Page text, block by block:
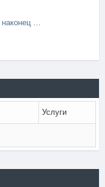
Идеальная стрельба наконец то настроена !!!
Услуги